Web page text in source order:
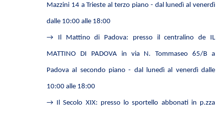
Mazzini 14 a Trieste al terzo piano - dal lunedì al venerdì
dalle 10:00 alle 18:00
→ Il Mattino di Padova: presso il centralino de IL
MATTINO DI PADOVA in via N. Tommaseo 65/B a
Padova al secondo piano - dal lunedì al venerdì dalle
10:00 alle 18:00
→ Il Secolo XIX: presso lo sportello abbonati in p.zza